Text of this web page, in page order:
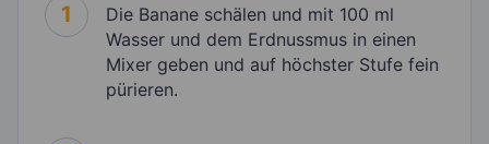
1
Die Banane schälen und mit 100 ml
Wasser und dem Erdnussmus in einen
Mixer geben und auf höchster Stufe fein
pürieren.